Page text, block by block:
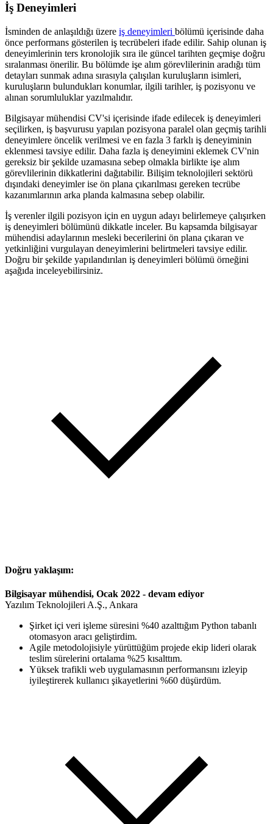
İş Deneyimleri
İsminden de anlaşıldığı üzere iş deneyimleri bölümü içerisinde daha
önce performans gösterilen iş tecrübeleri ifade edilir. Sahip olunan iş
deneyimlerinin ters kronolojik sıra ile güncel tarihten geçmişe doğru
sıralanması önerilir. Bu bölümde işe alım görevlilerinin aradığı tüm
detayları sunmak adına sırasıyla çalışılan kuruluşların isimleri,
kuruluşların bulundukları konumlar, ilgili tarihler, iş pozisyonu ve
alınan sorumluluklar yazılmalıdır.
Bilgisayar mühendisi CV'si içerisinde ifade edilecek iş deneyimleri
seçilirken, iş başvurusu yapılan pozisyona paralel olan geçmiş tarihli
deneyimlere öncelik verilmesi ve en fazla 3 farklı iş deneyiminin
eklenmesi tavsiye edilir. Daha fazla iş deneyimini eklemek CV'nin
gereksiz bir şekilde uzamasına sebep olmakla birlikte işe alım
görevlilerinin dikkatlerini dağıtabilir. Bilişim teknolojileri sektörü
dışındaki deneyimler ise ön plana çıkarılması gereken tecrübe
kazanımlarının arka planda kalmasına sebep olabilir.
İş verenler ilgili pozisyon için en uygun adayı belirlemeye çalışırken
iş deneyimleri bölümünü dikkatle inceler. Bu kapsamda bilgisayar
mühendisi adaylarının mesleki becerilerini ön plana çıkaran ve
yetkinliğini vurgulayan deneyimlerini belirtmeleri tavsiye edilir.
Doğru bir şekilde yapılandırılan iş deneyimleri bölümü örneğini
aşağıda inceleyebilirsiniz.
Doğru yaklaşım:
Bilgisayar mühendisi, Ocak 2022 - devam ediyor
Yazılım Teknolojileri A.Ş., Ankara
Şirket içi veri işleme süresini %40 azalttığım Python tabanlı
otomasyon aracı geliştirdim.
Agile metodolojisiyle yürüttüğüm projede ekip lideri olarak
teslim sürelerini ortalama %25 kısalttım.
Yüksek trafikli web uygulamasının performansını izleyip
iyileştirerek kullanıcı şikayetlerini %60 düşürdüm.